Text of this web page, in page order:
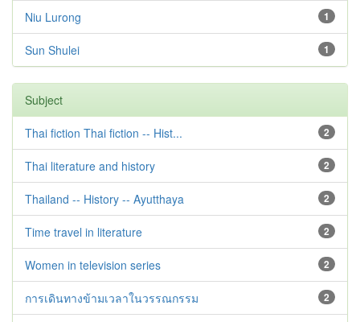
1
Niu Lurong
1
Sun Shulei
Subject
2
Thai fiction Thai fiction -- Hist...
2
Thai literature and history
2
Thailand -- History -- Ayutthaya
2
Time travel in literature
2
Women in television series
2
การเดินทางข้ามเวลาในวรรณกรรม